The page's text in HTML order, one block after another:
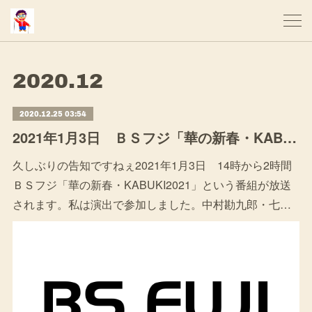
2020.12
2020.12.25 03:54
2021年1月3日 ＢＳフジ「華の新春・KABUKI2021」
久しぶりの告知ですねぇ2021年1月3日 14時から2時間
ＢＳフジ「華の新春・KABUKI2021」という番組が放送
されます。私は演出で参加しました。中村勘九郎・七…